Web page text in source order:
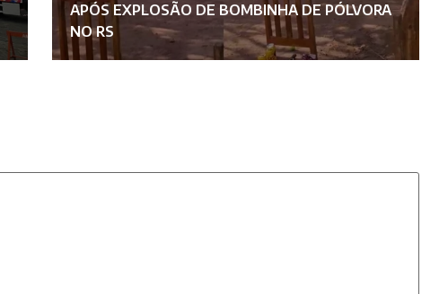
APÓS EXPLOSÃO DE BOMBINHA DE PÓLVORA
NO RS